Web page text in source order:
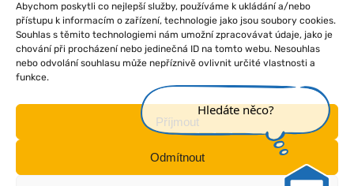
Abychom poskytli co nejlepší služby, používáme k ukládání a/nebo
přístupu k informacím o zařízení, technologie jako jsou soubory cookies.
Souhlas s těmito technologiemi nám umožní zpracovávat údaje, jako je
chování při procházení nebo jedinečná ID na tomto webu. Nesouhlas
nebo odvolání souhlasu může nepříznivě ovlivnit určité vlastnosti a
funkce.
Příjmout
Odmítnout
Úvod | O nás | Pojištění | Obchodní podmínky | Kontakt
Hledáte něco?